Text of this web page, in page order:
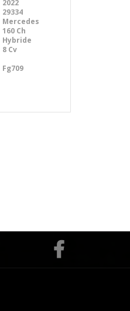
2022
29334
Mercedes
160 Ch
Hybride
8 Cv
Fg709